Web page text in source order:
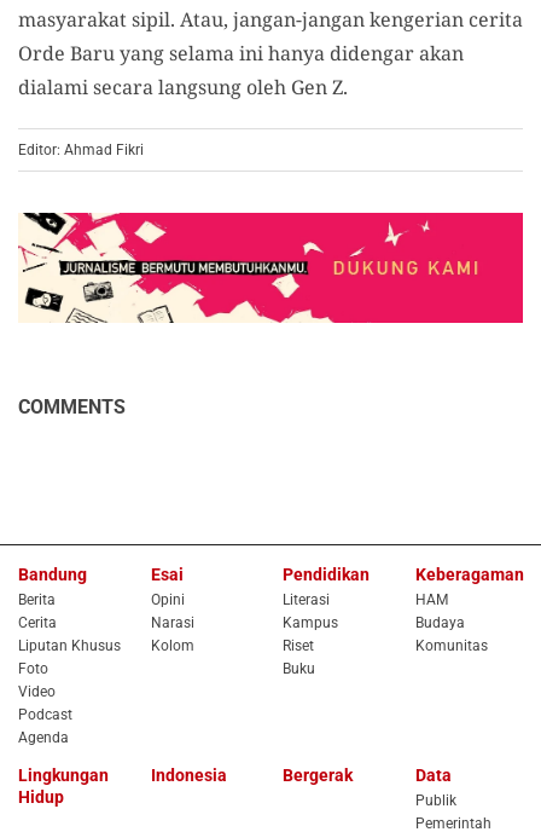
masyarakat sipil. Atau, jangan-jangan kengerian cerita
Orde Baru yang selama ini hanya didengar akan
dialami secara langsung oleh Gen Z.
Editor: Ahmad Fikri
COMMENTS
Bandung
Berita
Cerita
Liputan Khusus
Foto
Video
Podcast
Agenda
Esai
Opini
Narasi
Kolom
Pendidikan
Literasi
Kampus
Riset
Buku
Keberagaman
HAM
Budaya
Komunitas
Lingkungan
Hidup
Indonesia Bergerak Data
Publik
Pemerintah